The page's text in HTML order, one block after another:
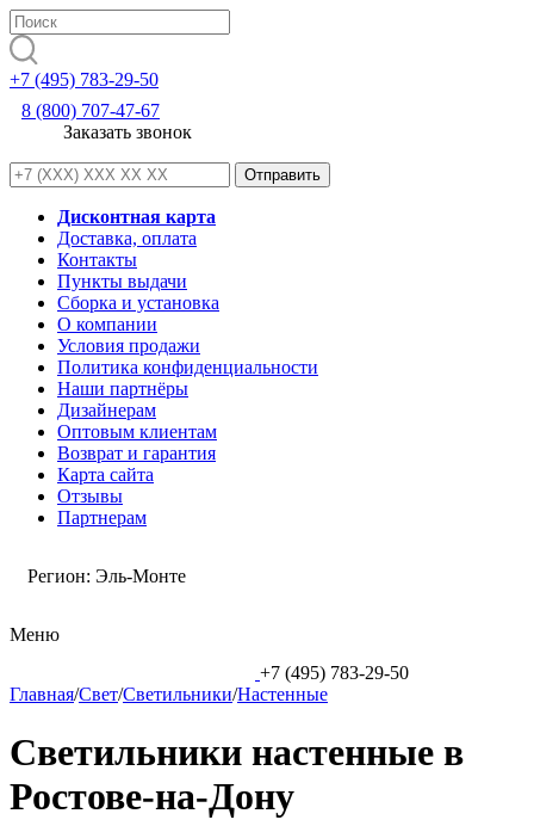
+7 (495) 783-29-50
8 (800) 707-47-67
Заказать звонок
Дисконтная карта
Доставка, оплата
Контакты
Пункты выдачи
Сборка и установка
О компании
Условия продажи
Политика конфиденциальности
Наши партнёры
Дизайнерам
Оптовым клиентам
Возврат и гарантия
Карта сайта
Отзывы
Партнерам
Регион: Эль-Монте
Меню
+7 (495) 783-29-50
Главная/Свет/Светильники/Настенные
Светильники настенные в
Ростове-на-Дону